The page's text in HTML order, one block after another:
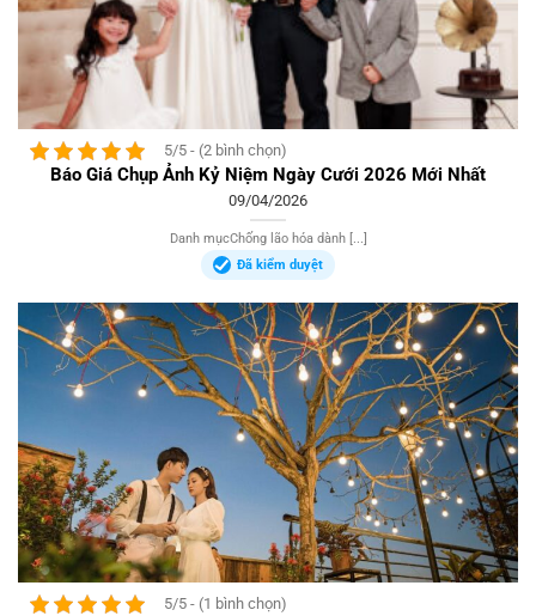
5/5 - (2 bình chọn)
Báo Giá Chụp Ảnh Kỷ Niệm Ngày Cưới 2026 Mới Nhất
09/04/2026
Danh mụcChống lão hóa dành [...]
Đã kiểm duyệt
5/5 - (1 bình chọn)